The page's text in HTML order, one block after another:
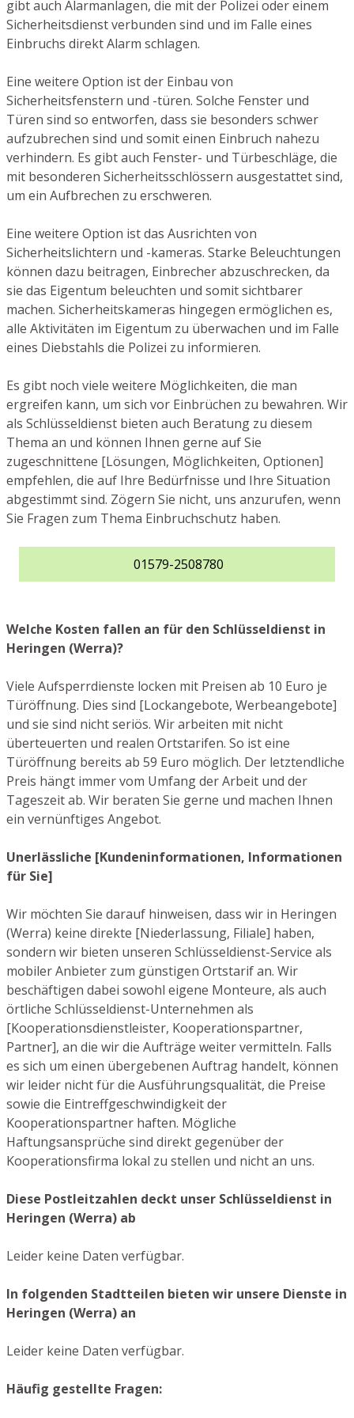
gibt auch Alarmanlagen, die mit der Polizei oder einem
Sicherheitsdienst verbunden sind und im Falle eines
Einbruchs direkt Alarm schlagen.
Eine weitere Option ist der Einbau von
Sicherheitsfenstern und -türen. Solche Fenster und
Türen sind so entworfen, dass sie besonders schwer
aufzubrechen sind und somit einen Einbruch nahezu
verhindern. Es gibt auch Fenster- und Türbeschläge, die
mit besonderen Sicherheitsschlössern ausgestattet sind,
um ein Aufbrechen zu erschweren.
Eine weitere Option ist das Ausrichten von
Sicherheitslichtern und -kameras. Starke Beleuchtungen
können dazu beitragen, Einbrecher abzuschrecken, da
sie das Eigentum beleuchten und somit sichtbarer
machen. Sicherheitskameras hingegen ermöglichen es,
alle Aktivitäten im Eigentum zu überwachen und im Falle
eines Diebstahls die Polizei zu informieren.
Es gibt noch viele weitere Möglichkeiten, die man
ergreifen kann, um sich vor Einbrüchen zu bewahren. Wir
als Schlüsseldienst bieten auch Beratung zu diesem
Thema an und können Ihnen gerne auf Sie
zugeschnittene [Lösungen, Möglichkeiten, Optionen]
empfehlen, die auf Ihre Bedürfnisse und Ihre Situation
abgestimmt sind. Zögern Sie nicht, uns anzurufen, wenn
Sie Fragen zum Thema Einbruchschutz haben.
01579-2508780
Welche Kosten fallen an für den Schlüsseldienst in
Heringen (Werra)?
Viele Aufsperrdienste locken mit Preisen ab 10 Euro je
Türöffnung. Dies sind [Lockangebote, Werbeangebote]
und sie sind nicht seriös. Wir arbeiten mit nicht
überteuerten und realen Ortstarifen. So ist eine
Türöffnung bereits ab 59 Euro möglich. Der letztendliche
Preis hängt immer vom Umfang der Arbeit und der
Tageszeit ab. Wir beraten Sie gerne und machen Ihnen
ein vernünftiges Angebot.
Unerlässliche [Kundeninformationen, Informationen
für Sie]
Wir möchten Sie darauf hinweisen, dass wir in Heringen
(Werra) keine direkte [Niederlassung, Filiale] haben,
sondern wir bieten unseren Schlüsseldienst-Service als
mobiler Anbieter zum günstigen Ortstarif an. Wir
beschäftigen dabei sowohl eigene Monteure, als auch
örtliche Schlüsseldienst-Unternehmen als
[Kooperationsdienstleister, Kooperationspartner,
Partner], an die wir die Aufträge weiter vermitteln. Falls
es sich um einen übergebenen Auftrag handelt, können
wir leider nicht für die Ausführungsqualität, die Preise
sowie die Eintreffgeschwindigkeit der
Kooperationspartner haften. Mögliche
Haftungsansprüche sind direkt gegenüber der
Kooperationsfirma lokal zu stellen und nicht an uns.
Diese Postleitzahlen deckt unser Schlüsseldienst in
Heringen (Werra) ab
Leider keine Daten verfügbar.
In folgenden Stadtteilen bieten wir unsere Dienste in
Heringen (Werra) an
Leider keine Daten verfügbar.
Häufig gestellte Fragen: